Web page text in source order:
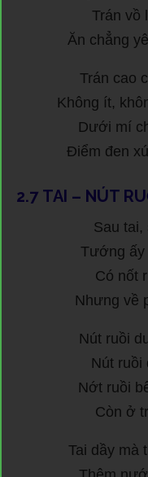
Trán vồ
Ăn chẳng
Trán cao
Không ít,
Dưới mí
Điểm đen
2.7 TAI – NÚT
Sau tai,
Tướng ấy
Có nốt
Nhưng về
Nút ruồi
Nút
Nớt ruồi
Còn ở
Tai dầy mà